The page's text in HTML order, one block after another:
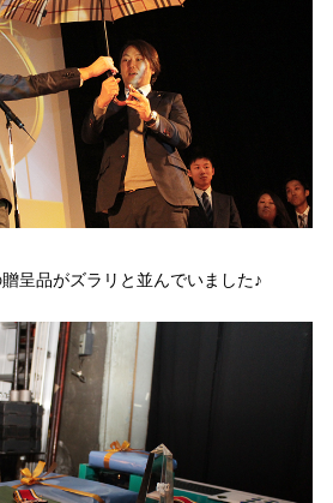
呈品がズラリと並んでいました♪